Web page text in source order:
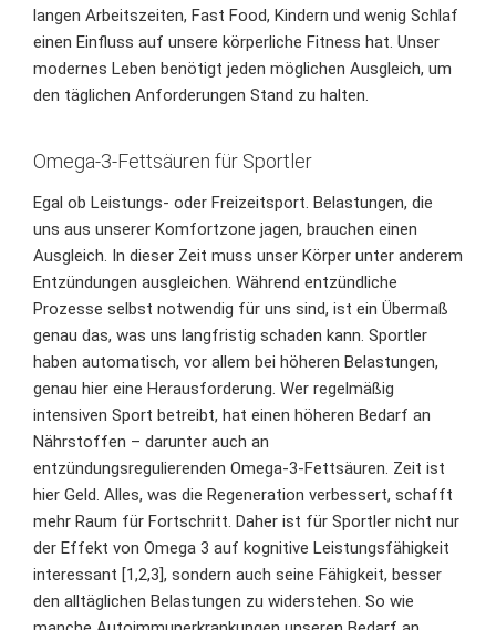
langen Arbeitszeiten, Fast Food, Kindern und wenig Schlaf
einen Einfluss auf unsere körperliche Fitness hat. Unser
modernes Leben benötigt jeden möglichen Ausgleich, um
den täglichen Anforderungen Stand zu halten.
Omega-3-Fettsäuren für Sportler
Egal ob Leistungs- oder Freizeitsport. Belastungen, die
uns aus unserer Komfortzone jagen, brauchen einen
Ausgleich. In dieser Zeit muss unser Körper unter anderem
Entzündungen ausgleichen. Während entzündliche
Prozesse selbst notwendig für uns sind, ist ein Übermaß
genau das, was uns langfristig schaden kann. Sportler
haben automatisch, vor allem bei höheren Belastungen,
genau hier eine Herausforderung. Wer regelmäßig
intensiven Sport betreibt, hat einen höheren Bedarf an
Nährstoffen – darunter auch an
entzündungsregulierenden Omega-3-Fettsäuren. Zeit ist
hier Geld. Alles, was die Regeneration verbessert, schafft
mehr Raum für Fortschritt. Daher ist für Sportler nicht nur
der Effekt von Omega 3 auf kognitive Leistungsfähigkeit
interessant [1,2,3], sondern auch seine Fähigkeit, besser
den alltäglichen Belastungen zu widerstehen. So wie